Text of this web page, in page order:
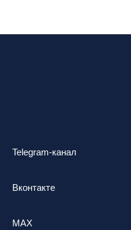
«Холдоми»
Ленинградская обл.,
Telegram-канал
Вконтакте
MAX